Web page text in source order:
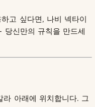
고 싶다면, 나비 넥타이
당신만의 규칙을 만드세
라 아래에 위치합니다. 그